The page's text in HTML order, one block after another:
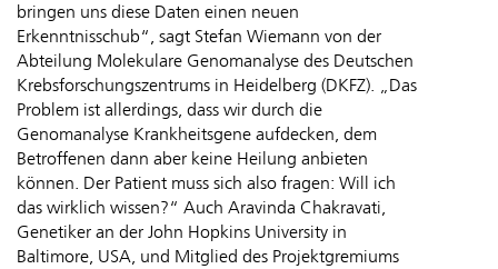
bringen uns diese Daten einen neuen
Erkenntnisschub“, sagt Stefan Wiemann von der
Abteilung Molekulare Genomanalyse des Deutschen
Krebsforschungszentrums in Heidelberg (DKFZ). „Das
Problem ist allerdings, dass wir durch die
Genomanalyse Krankheitsgene aufdecken, dem
Betroffenen dann aber keine Heilung anbieten
können. Der Patient muss sich also fragen: Will ich
das wirklich wissen?“ Auch Aravinda Chakravati,
Genetiker an der John Hopkins University in
Baltimore, USA, und Mitglied des Projektgremiums